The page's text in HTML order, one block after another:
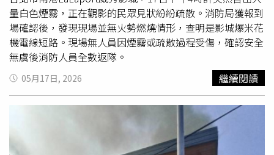
需要立刻撤離。還有人指出，當時空氣中瀰漫燒焦味，煙霧
越來越濃，不少觀眾只能急忙離場。台北市消防局接獲通報
後，立即派遣5輛消防車、17名消防人員前往現場處理。警
消到場後隨即協助設備降溫，現場狀況很快獲得控制，後續
也未再擴大。消防局初步調查，疑似為影城內爆米花機設備
異常導致冒煙，但詳細事故原因仍待後續進一步調查釐清，
整起事件並未造成任何人員傷亡。
量白色煙霧，正在觀影的民眾見狀紛紛疏散。消防局獲報到
場確認後，發現現場並無火勢燃燒情形，查明是影城爆米花
機電線短路。現場無人員因煙霧或疏散過程受傷，確認安全
無虞後消防人員全數返隊。
05月17日, 2026 繼續閱讀